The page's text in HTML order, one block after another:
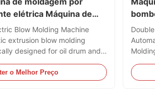
elétrica Máquina de
de extrusão de
Blow Molding Machine
extrusion blow molding
designed for oil drum and
Technical Specifications
Voltage 380V Clamping Force
o Melhor Preço